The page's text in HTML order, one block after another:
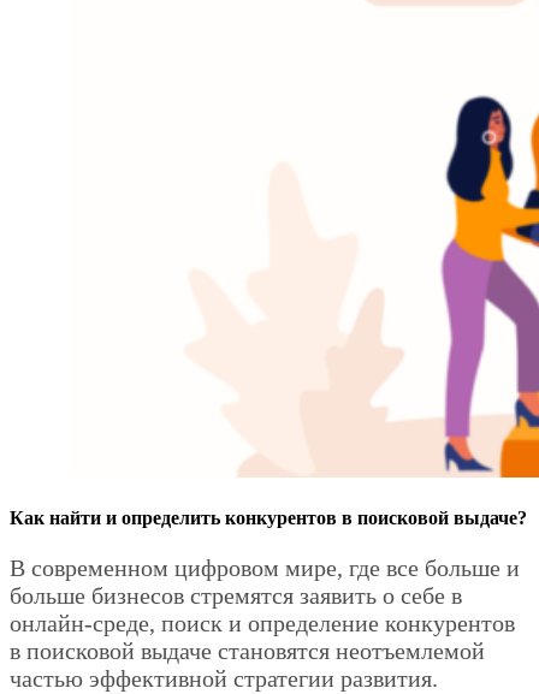
Как найти и определить конкурентов в поисковой выдаче?
В современном цифровом мире, где все больше и
больше бизнесов стремятся заявить о себе в
онлайн-среде, поиск и определение конкурентов
в поисковой выдаче становятся неотъемлемой
частью эффективной стратегии развития.